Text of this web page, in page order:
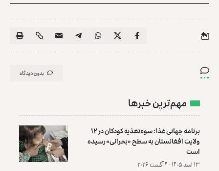
بدون دیدگاه
مهم‌ترین خبرها
برنامه جهانی غذا: سوءتغذیه کودکان در ۱۲
ولایت افغانستان به سطح «بحرانی» رسیده
است
۱۳ اسد ۱۴۰۵ - ۴ آگست ۲۰۲۶